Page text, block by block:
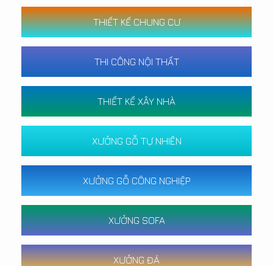
THIẾT KẾ CHUNG CƯ
THI CÔNG NỘI THẤT
THIẾT KẾ XÂY NHÀ
XƯỞNG GỖ TỰ NHIÊN
XƯỞNG GỖ CÔNG NGHIỆP
XƯỞNG SOFA
XƯỞNG ĐÁ